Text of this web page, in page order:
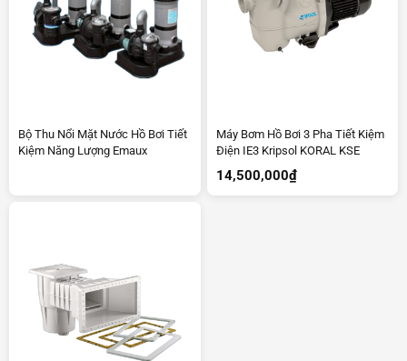
Bộ Thu Nổi Mặt Nước Hồ Bơi Tiết
Kiệm Năng Lượng Emaux
Máy Bơm Hồ Bơi 3 Pha Tiết Kiệm
Điện IE3 Kripsol KORAL KSE
14,500,000₫